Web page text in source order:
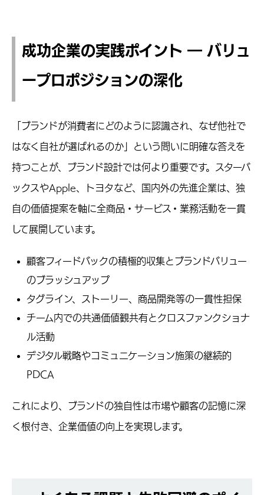
成功企業の実践ポイント ― バリュ
ープロポジションの深化
「ブランドが消費者にどのように認識され、なぜ他社で
はなく自社が選ばれるのか」という問いに明確な答えを
持つことが、ブランド設計では何より重要です。スターバ
ックスやApple、トヨタなど、国内外の先進企業は、独
自の価値提案を軸に全商品・サービス・業務活動を一貫
して展開しています。
顧客フィードバックの積極的収集とブランドバリュー
のブラッシュアップ
タグライン、ストーリー、商品開発等の一貫性担保
チーム内での共通価値観共有とクロスファンクショナ
ル活動
デジタル戦略やコミュニケーション施策の継続的
PDCA
これにより、ブランドの独自性は市場や顧客の記憶に深
く根付き、企業価値の向上を実現します。